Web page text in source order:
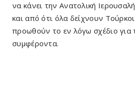
να κάνει την Ανατολική
και από ότι όλα δείχνουν
προωθούν το εν λόγω σχέδιο για
συμφέροντα.